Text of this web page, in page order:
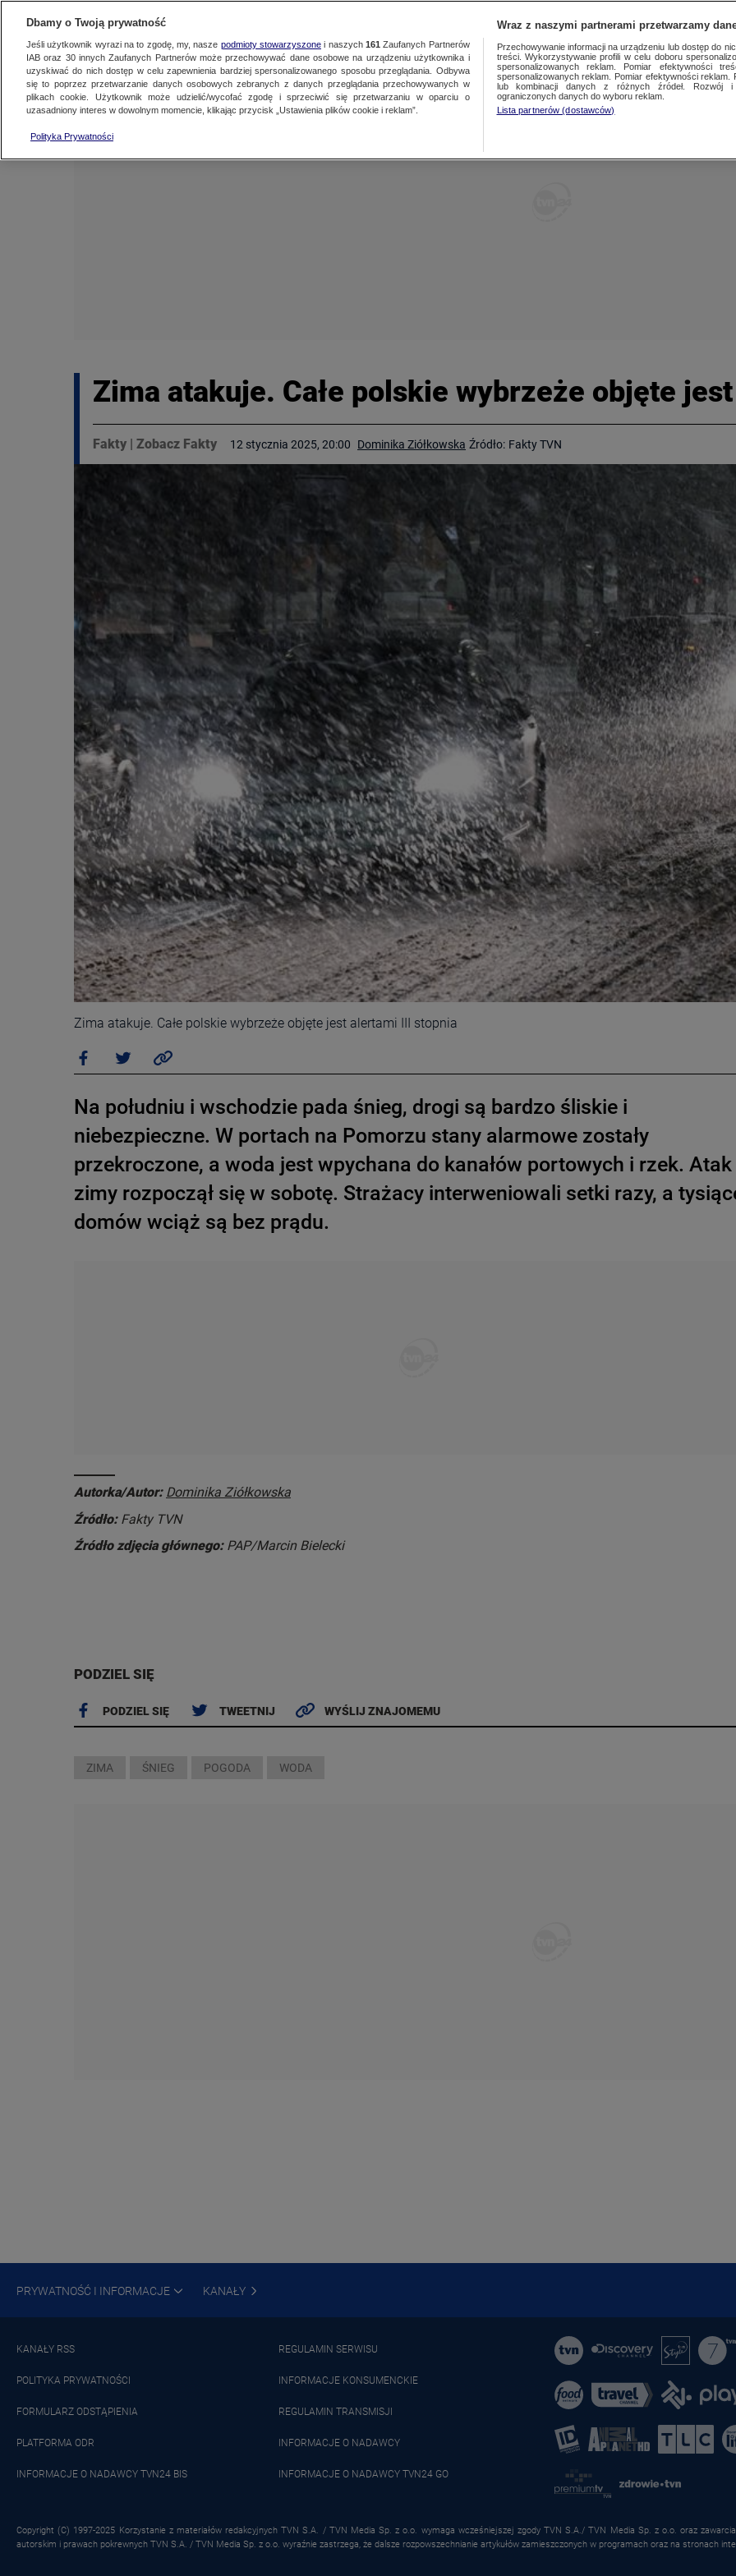
FAKTY PO FAKTACH FAKTY O ŚWIECIE
Zima atakuje. Całe polskie wybrzeże objęte
Fakty | Zobacz Fakty 12 stycznia 2025, 20:00 Dominika Ziółkowska Źródło: Fakty TVN
Zima atakuje. Całe polskie wybrzeże objęte jest alertami III stopnia
Na południu i wschodzie pada śnieg, drogi są bardzo śliskie i
niebezpieczne. W portach na Pomorzu stany alarmowe zostały
przekroczone, a woda jest wpychana do kanałów portowych i rzek. Atak
zimy rozpoczął się w sobotę. Strażacy interweniowali setki razy, a
domów wciąż są bez prądu.
Autorka/Autor: Dominika Ziółkowska
Źródło: Fakty TVN
Źródło zdjęcia głównego: PAP/Marcin Bielecki
PODZIEL SIĘ
PODZIEL SIĘ TWEETNIJ WYŚLIJ ZNAJOMEMU
ZIMA ŚNIEG POGODA WODA
PRYWATNOŚĆ I INFORMACJE KANAŁY
KANAŁY RSS REGULAMIN SERWISU
POLITYKA PRYWATNOŚCI INFORMACJE KONSUMENCKIE
FORMULARZ ODSTĄPIENIA REGULAMIN TRANSMISJI
PLATFORMA ODR INFORMACJE O NADAWCY
INFORMACJE O NADAWCY TVN24 BIS INFORMACJE O NADAWCY TVN24 GO
Copyright (C) 1997-2025 Korzystanie z materiałów redakcyjnych TVN S.A. / TVN Media Sp. z o.o. wymaga wcześniejszej zgody TVN S.A./ TVN Media Sp. z o.o. oraz
autorskim i prawach pokrewnych TVN S.A. / TVN Media Sp. z o.o. wyraźnie zastrzega, że dalsze rozpowszechnianie artykułów zamieszczonych w programach oraz na stronach
Dbamy o Twoją prywatność
Jeśli użytkownik wyrazi na to zgodę, my, nasze podmioty stowarzyszonei naszych 161 Zaufanych Partnerów
IAB oraz 30innych Zaufanych Partnerów może przechowywać dane osobowe na urządzeniu użytkownika i
uzyskiwać do nich dostęp w celu zapewnienia bardziej spersonalizowanego sposobu przeglądania. Odbywa
się to poprzez przetwarzanie danych osobowych zebranych z danych przeglądania przechowywanych w
plikach cookie. Użytkownik może udzielić/wycofać zgodę i sprzeciwić się przetwarzaniu w oparciu o
uzasadniony interes w dowolnym momencie, klikając przycisk „Ustawienia plików cookie i reklam”.
Polityka Prywatności
Wraz z naszymi partnerami przetwarzamy
Przechowywanie informacji na urządzeniu lub dostęp do
treści. Wykorzystywanie profili w celu doboru
spersonalizowanych reklam. Pomiar efektywności
spersonalizowanych reklam. Pomiar efektywności
lub kombinacji danych z różnych źródeł. Rozwój i
ograniczonych danych do wyboru reklam.
Lista partnerów (dostawców)